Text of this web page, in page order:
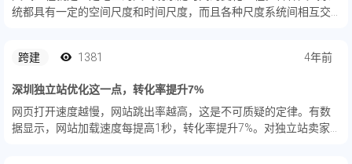
统都具有一定的空间尺度和时间尺度，而且各种尺度系统间相互交
跨建
1381 4年前
深圳独立站优化这一点，转化率提升7%
网页打开速度越慢，网站跳出率越高，这是不可质疑的定律。有数
据显示，网站加载速度每提高1秒，转化率提升7%。对独立站卖家